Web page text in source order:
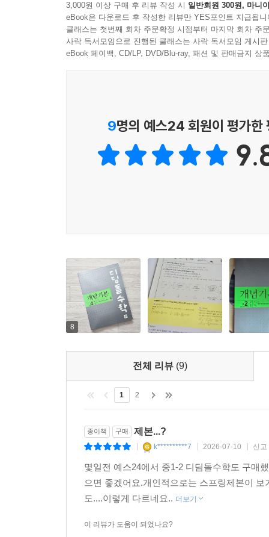
3,000원 이상 구매 후 리뷰 작성 시 일반회원 300원, 마니
eBook은 다운로드 후 작성한 리뷰만 YES포인트 지급됩니
클래스는 첫번째 회차 주문확정 시점부터 마지막 회차 주
사락 독서모임으로 진행된 클래스는 사락 독서모임 게시
eBook 페이백, CD/LP, DVD/Blu-ray, 패션 및 판매금지 상
9명의 예스24 회원이 평가한
8
전체 리뷰 (9)
1 2
종이책 구매 제본...?
k**********7 2026-07-10 신고
몇일전 예스24에서 중1-2 디딤돌수학도 구매
으면 좋겠어요.개인적으로는 스프링제본이
도....이렇게 다르네요.. 더보기
이 리뷰가 도움이 되었나요?